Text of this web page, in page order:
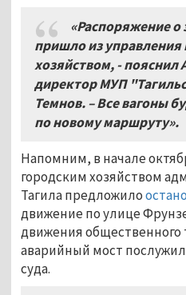
«Распоряжение
пришло из управления
хозяйством, -
директор МУП
Темнов. – Все вагоны
по новому маршруту».
Напомним, в начале
городским хозяйством
Тагила предложило
движение по улице
движения общественного
аварийный мост
суда.